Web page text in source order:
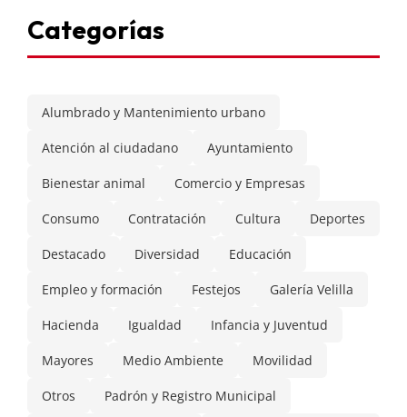
Categorías
Alumbrado y Mantenimiento urbano
Atención al ciudadano Ayuntamiento
Bienestar animal Comercio y Empresas
Consumo Contratación Cultura Deportes
Destacado Diversidad Educación
Empleo y formación Festejos Galería Velilla
Hacienda Igualdad Infancia y Juventud
Mayores Medio Ambiente Movilidad
Otros Padrón y Registro Municipal